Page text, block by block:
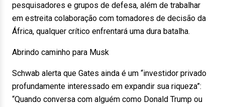
pesquisadores e grupos de defesa, além de trabalhar
em estreita colaboração com tomadores de decisão da
África, qualquer crítico enfrentará uma dura batalha.
Abrindo caminho para Musk
Schwab alerta que Gates ainda é um “investidor privado
profundamente interessado em expandir sua riqueza”:
“Quando conversa com alguém como Donald Trump ou